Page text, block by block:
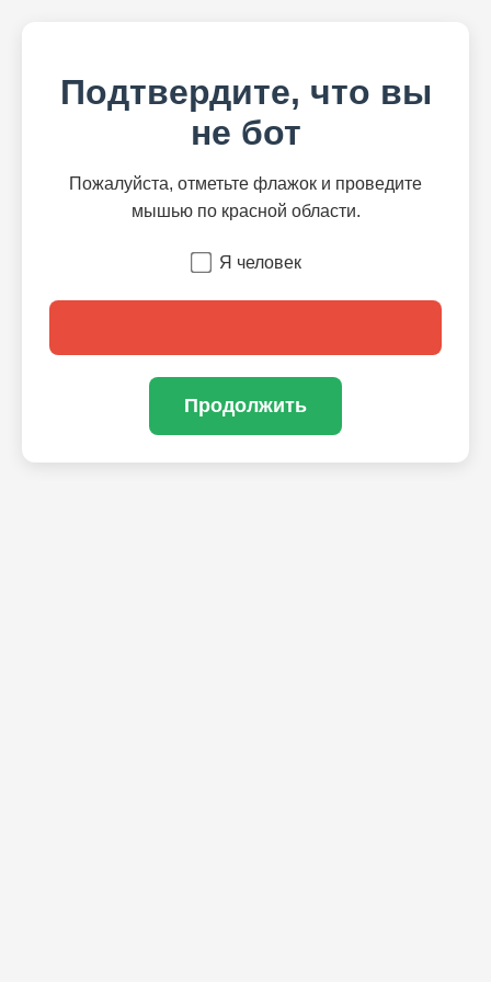
Подтвердите, что вы
не бот
Пожалуйста, отметьте флажок и проведите
мышью по красной области.
Я человек
Продолжить